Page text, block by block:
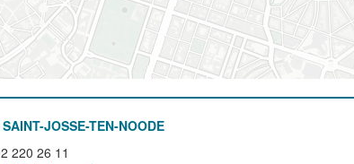
JOSSE-TEN-NOODE
220 26 11